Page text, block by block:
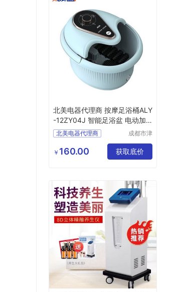
北美电器代理商 按摩足浴桶ALY
-12ZY04J 智能足浴盆 电动加
热泡脚桶
北美电器代理商
北美电器按摩足浴桶
北美电器ALY
智能足浴盆
成都市津
技有限公
司
￥ 160.00 获取底价